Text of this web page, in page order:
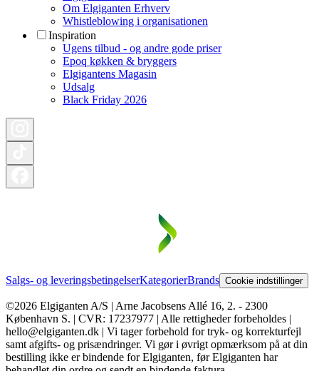
Om Elgiganten Erhverv
Whistleblowing i organisationen
Inspiration
Ugens tilbud - og andre gode priser
Epoq køkken & bryggers
Elgigantens Magasin
Udsalg
Black Friday 2026
Salgs- og leveringsbetingelserKategorierBrands Cookie indstillinger
©2026 Elgiganten A/S | Arne Jacobsens Allé 16, 2. - 2300
København S. | CVR: 17237977 | Alle rettigheder forbeholdes |
hello@elgiganten.dk | Vi tager forbehold for tryk- og korrekturfejl
samt afgifts- og prisændringer. Vi gør i øvrigt opmærksom på at din
bestilling ikke er bindende for Elgiganten, før Elgiganten har